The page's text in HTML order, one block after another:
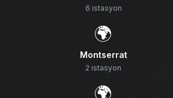
6 istasyon
🌍
Montserrat
2 istasyon
🌍